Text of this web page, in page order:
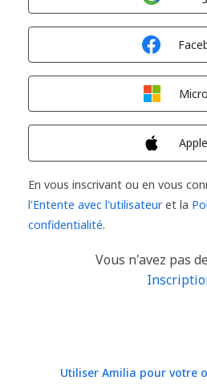
Apple
En vous inscrivant ou en vous
l'Entente avec l'utilisateuret la
confidentialité.
Vous n'avez pas
Utiliser Amilia pour votre